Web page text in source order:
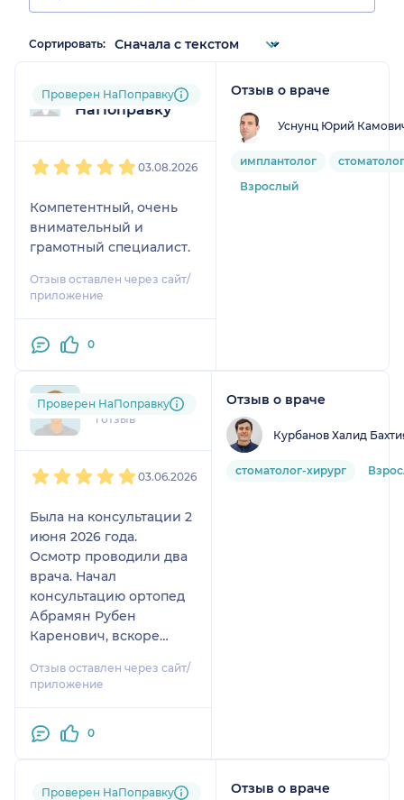
Сортировать:
Пользователь
НаПоправку
Проверен НаПоправку
03.08.2026
Компетентный, очень
внимательный и
грамотный специалист.
Отзыв оставлен через сайт/
приложение
0
Отзыв о враче
Уснунц Юрий
имплантолог
Взрослый
cno....@....ru
1 отзыв
Проверен НаПоправку
03.06.2026
Была на консультации 2
июня 2026 года.
Осмотр проводили два
врача. Начал
консультацию ортопед
Абрамян Рубен
Каренович, вскоре
Курбанов Халид
Бахтиярович. Сразу,
соседний кабинет, где
консультацию уже
Отзыв оставлен через сайт/
приложение
0
Отзыв о враче
Курбанов Халид
стоматолог-хирург
Пользователь
Проверен НаПоправку Отзыв о враче